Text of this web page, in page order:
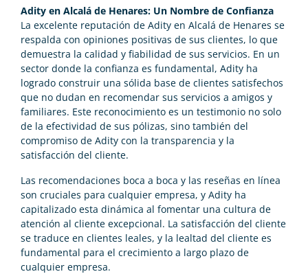
Adity en Alcalá de Henares: Un Nombre de Confianza
La excelente reputación de Adity en Alcalá de Henares se
respalda con opiniones positivas de sus clientes, lo que
demuestra la calidad y fiabilidad de sus servicios. En un
sector donde la confianza es fundamental, Adity ha
logrado construir una sólida base de clientes satisfechos
que no dudan en recomendar sus servicios a amigos y
familiares. Este reconocimiento es un testimonio no solo
de la efectividad de sus pólizas, sino también del
compromiso de Adity con la transparencia y la
satisfacción del cliente.
Las recomendaciones boca a boca y las reseñas en línea
son cruciales para cualquier empresa, y Adity ha
capitalizado esta dinámica al fomentar una cultura de
atención al cliente excepcional. La satisfacción del cliente
se traduce en clientes leales, y la lealtad del cliente es
fundamental para el crecimiento a largo plazo de
cualquier empresa.